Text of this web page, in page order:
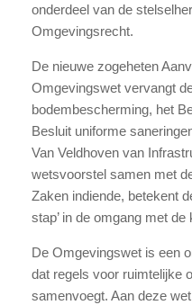
onderdeel van de
Omgevingsrecht.
De nieuwe zogeheten
Omgevingswet vervangt
bodembescherming, het
Besluit uniforme
Van Veldhoven van
wetsvoorstel samen met
Zaken indiende, betekent
stap’ in de omgang met
De Omgevingswet is een
dat regels voor ruimtelijke
samenvoegt. Aan deze